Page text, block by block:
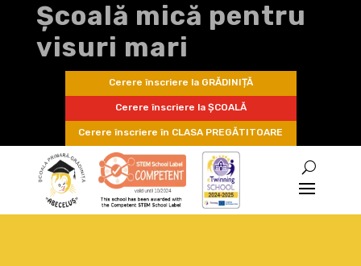
Școală mică pentru
visuri mari
Cerere înscriere la GRĂDINIȚĂ
Cerere înscriere la ȘCOALĂ
Cerere înscriere în CLASA PREGĂTITOARE